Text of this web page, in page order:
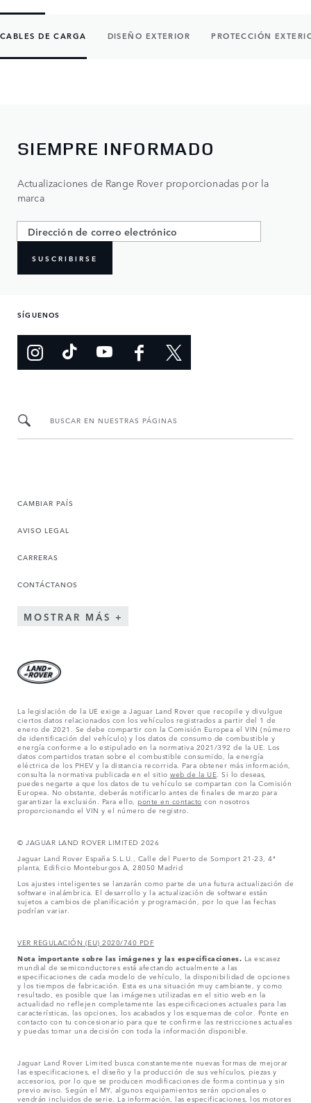
CABLES DE CARGA DISEÑO EXTERIOR PROTECCIÓN
SIEMPRE INFORMADO
Actualizaciones de Range Rover proporcionadas por la
marca
SUSCRIBIRSE
SÍGUENOS
BUSCAR EN NUESTRAS PÁGINAS
CAMBIAR PAÍS
AVISO LEGAL
CARRERAS
CONTÁCTANOS
MOSTRAR MÁS
La legislación de la UE exige a Jaguar Land Rover que recopile y divulgue
ciertos datos relacionados con los vehículos registrados a partir del 1 de
enero de 2021. Se debe compartir con la Comisión Europea el VIN (número
de identificación del vehículo) y los datos de consumo de combustible y
energía conforme a lo estipulado en la normativa 2021/392 de la UE. Los
datos compartidos tratan sobre el combustible consumido, la energía
eléctrica de los PHEV y la distancia recorrida. Para obtener más información,
consulta la normativa publicada en el sitio web de la UE . Si lo deseas,
puedes negarte a que los datos de tu vehículo se compartan con la Comisión
Europea. No obstante, deberás notificarlo antes de finales de marzo para
garantizar la exclusión. Para ello, ponte en contacto con nosotros
proporcionando el VIN y el número de registro.
© JAGUAR LAND ROVER LIMITED 2026
Jaguar Land Rover España S.L.U., Calle del Puerto de Somport 21-23, 4ª
planta, Edificio Monteburgos A, 28050 Madrid
Los ajustes inteligentes se lanzarán como parte de una futura actualización de
software inalámbrica. El desarrollo y la actualización de software están
sujetos a cambios de planificación y programación, por lo que las fechas
podrían variar.
VER REGULACIÓN (EU) 2020/740 PDF
Nota importante sobre las imágenes y las especificaciones. La escasez
mundial de semiconductores está afectando actualmente a las
especificaciones de cada modelo de vehículo, la disponibilidad de opciones
y los tiempos de fabricación. Esta es una situación muy cambiante, y como
resultado, es posible que las imágenes utilizadas en el sitio web en la
actualidad no reflejen completamente las especificaciones actuales para las
características, las opciones, los acabados y los esquemas de color. Ponte en
contacto con tu concesionario para que te confirme las restricciones actuales
y puedas tomar una decisión con toda la información disponible.
Jaguar Land Rover Limited busca constantemente nuevas formas de mejorar
las especificaciones, el diseño y la producción de sus vehículos, piezas y
accesorios, por lo que se producen modificaciones de forma continua y sin
previo aviso. Según el MY, algunos equipamientos serán opcionales o
vendrán incluidos de serie. La información, las especificaciones, los motores